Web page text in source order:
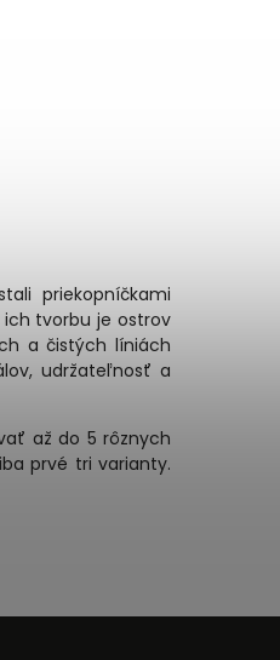
priekopníčkami
tvorbu je ostrov
a čistých líniách
udržateľnosť a
až do 5 rôznych
prvé tri varianty.